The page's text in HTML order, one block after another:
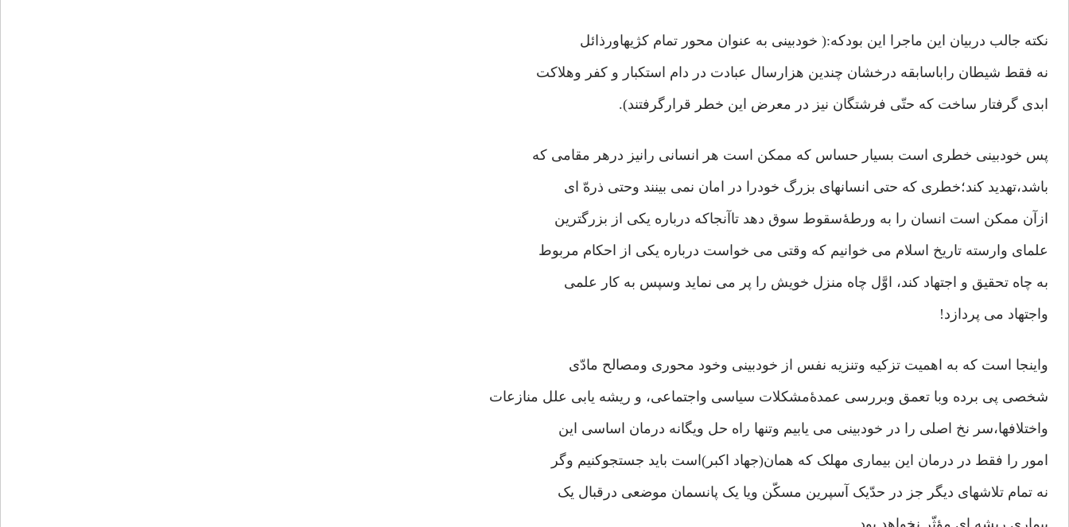
نکته جالب دربیان این ماجرا این بودکه:( خودبینی به عنوان محور تمام کژیهاورذائل
نه فقط شیطان راباسابقه درخشان چندین هزارسال عبادت در دام استکبار و کفر وهلاکت
ابدی گرفتار ساخت که حتّی فرشتگان نیز در معرض این خطر قرارگرفتند).
پس خودبینی خطری است بسیار حساس که ممکن است هر انسانی رانیز درهر مقامی که
باشد،تهدید کند؛خطری که حتی انسانهای بزرگ خودرا در امان نمی بینند وحتی ذرهّ ای
ازآن ممکن است انسان را به ورطۀسقوط سوق دهد تاآنجاکه درباره یکی از بزرگترین
علمای وارسته تاریخ اسلام می خوانیم که وقتی می خواست درباره یکی از احکام مربوط
به چاه تحقیق و اجتهاد کند، اوَّل چاه منزل خویش را پر می نماید وسپس به کار علمی
واجتهاد می پردازد!
واینجا است که به اهمیت تزکیه وتنزیه نفس از خودبینی وخود محوری ومصالح مادّی
شخصی پی برده وبا تعمق وبررسی عمدۀمشکلات سیاسی واجتماعی، و ریشه یابی علل منازعات
واختلافها،سر نخ اصلی را در خودبینی می یابیم وتنها راه حل ویگانه درمان اساسی این
امور را فقط در درمان این بیماری مهلک که همان(جهاد اکبر)است باید جستجوکنیم وگر
نه تمام تلاشهای دیگر جز در حدّیک آسپرین مسکّن ویا یک پانسمان موضعی درقبال یک